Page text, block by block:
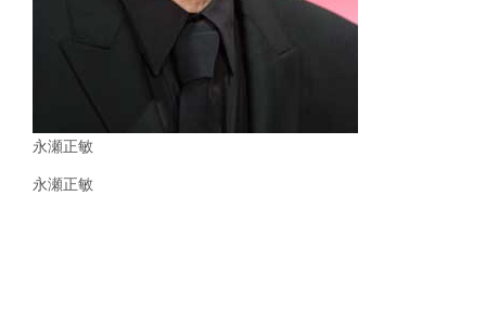
永瀬正敏
永瀬正敏